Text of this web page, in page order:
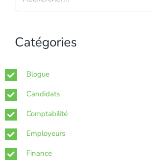
for:
Catégories
Blogue
Candidats
Comptabilité
Employeurs
Finance